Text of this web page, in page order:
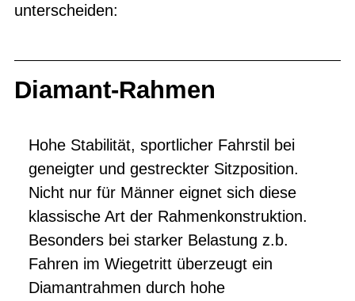
unterscheiden:
Diamant-Rahmen
Hohe Stabilität, sportlicher Fahrstil bei
geneigter und gestreckter Sitzposition.
Nicht nur für Männer eignet sich diese
klassische Art der Rahmenkonstruktion.
Besonders bei starker Belastung z.b.
Fahren im Wiegetritt überzeugt ein
Diamantrahmen durch hohe